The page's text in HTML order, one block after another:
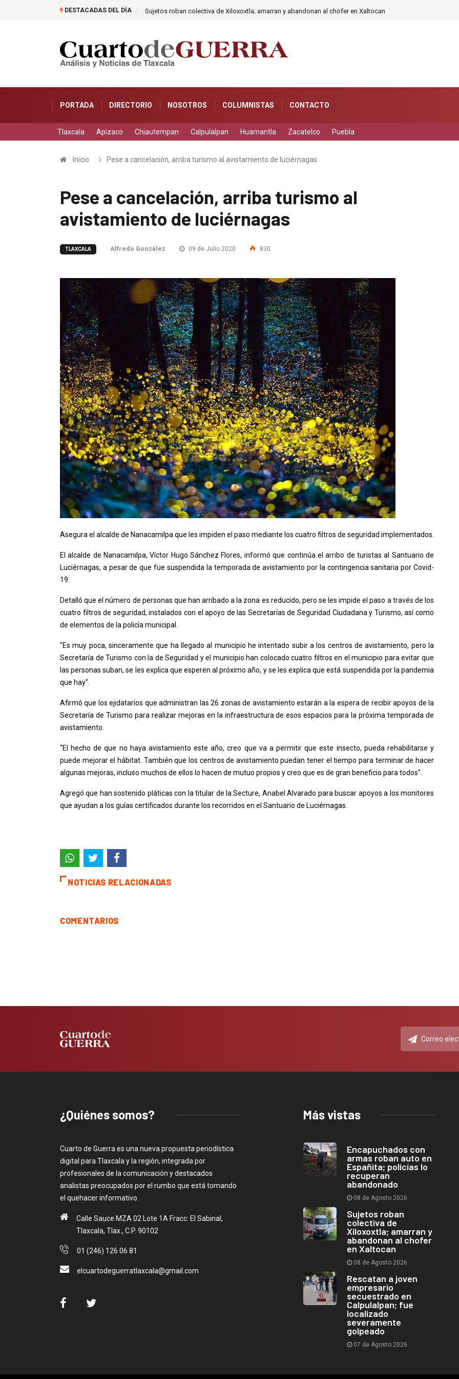
DESTACADAS DEL DÍA Sujetos roban colectiva de Xiloxoxtla; amarran y abandonan al chofer en Xaltocan
PORTADA DIRECTORIO NOSOTROS COLUMNISTAS CONTACTO
Tlaxcala Apizaco Chiautempan Calpulalpan Huamantla Zacatelco Puebla
Inicio Pese a cancelación, arriba turismo al avistamiento de luciérnagas
Pese a cancelación, arriba turismo al
avistamiento de luciérnagas
TLAXCALA Alfredo González 09 de Julio 2020 830
Asegura el alcalde de Nanacamilpa que les impiden el paso mediante los cuatro filtros de seguridad implementados.
El alcalde de Nanacamilpa, Víctor Hugo Sánchez Flores, informó que continúa el arribo de turistas al Santuario de
Luciérnagas, a pesar de que fue suspendida la temporada de avistamiento por la contingencia sanitaria por Covid-
19.
Detalló que el número de personas que han arribado a la zona es reducido, pero se les impide el paso a través de los
cuatro filtros de seguridad, instalados con el apoyo de las Secretarías de Seguridad Ciudadana y Turismo, así como
de elementos de la policía municipal.
"Es muy poca, sinceramente que ha llegado al municipio he intentado subir a los centros de avistamiento, pero la
Secretaría de Turismo con la de Seguridad y el municipio han colocado cuatro filtros en el municipio para evitar que
las personas suban, se les explica que esperen al próximo año, y se les explica que está suspendida por la pandemia
que hay".
Afirmó que los ejidatarios que administran las 26 zonas de avistamiento estarán a la espera de recibir apoyos de la
Secretaría de Turismo para realizar mejoras en la infraestructura de esos espacios para la próxima temporada de
avistamiento.
“El hecho de que no haya avistamiento este año, creo que va a permitir que este insecto, pueda rehabilitarse y
puede mejorar el hábitat. También que los centros de avistamiento puedan tener el tiempo para terminar de hacer
algunas mejoras, incluso muchos de ellos lo hacen de mutuo propios y creo que es de gran beneficio para todos".
Agregó que han sostenido pláticas con la titular de la Secture, Anabel Alvarado para buscar apoyos a los monitores
que ayudan a los guías certificados durante los recorridos en el Santuario de Luciérnagas.
NOTICIAS RELACIONADAS
COMENTARIOS
¿Quiénes somos?
Cuarto de Guerra es una nueva propuesta periodística
digital para Tlaxcala y la región, integrada por
profesionales de la comunicación y destacados
analistas preocupados por el rumbo que está tomando
el quehacer informativo.
Calle Sauce MZA 02 Lote 1A Fracc: El Sabinal,
Tlaxcala, Tlax., C.P. 90102
01 (246) 126 06 81
elcuartodeguerratlaxcala@gmail.com
Más vistas
Encapuchados con
armas roban auto en
Españita; policías lo
recuperan
abandonado
08 de Agosto 2026
Sujetos roban
colectiva de
Xiloxoxtla; amarran y
abandonan al chofer
en Xaltocan
08 de Agosto 2026
Rescatan a joven
empresario
secuestrado en
Calpulalpan; fue
localizado
severamente
golpeado
07 de Agosto 2026